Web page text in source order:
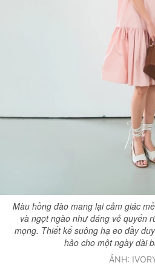
0906 645 777
RSS
Tổng biên tập: Nguyễn Ngọc Toàn
Giấy phép xuất bản số 110/GP -
© 2003-2026 Bản quyền thuộc về
dưới mọi hình thức nếu không có sự
Phát triển bởi ePi Technologies, JSC.
Màu hồng đào mang lại cảm giác
và ngọt ngào như dáng vẻ quyến
mọng. Thiết kế suông hạ eo đầy
hảo cho một ngày dài
ẢNH: